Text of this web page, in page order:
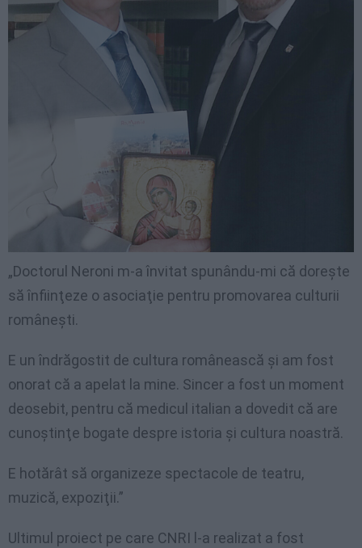
„Doctorul Neroni m-a învitat spunându-mi că doreşte
să înfiinţeze o asociaţie pentru promovarea culturii
româneşti.
E un îndrăgostit de cultura românească şi am fost
onorat că a apelat la mine. Sincer a fost un moment
deosebit, pentru că medicul italian a dovedit că are
cunoştinţe bogate despre istoria şi cultura noastră.
E hotărât să organizeze spectacole de teatru,
muzică, expoziţii.”
Ultimul proiect pe care CNRI l-a realizat a fost